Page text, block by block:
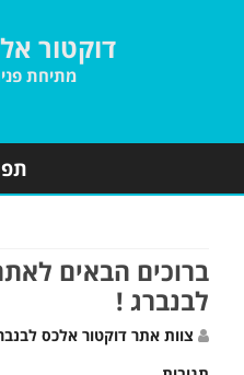
דוקטור
מתיחת
ברוכים הבאים
לבנברג !
צוות אתר דוקטור אלכס